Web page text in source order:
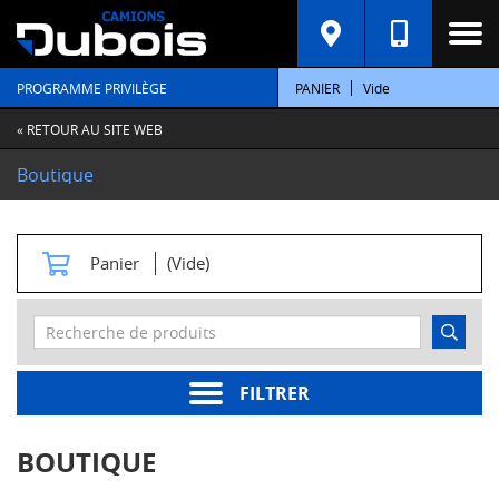
PROGRAMME PRIVILÈGE PANIER Vide
« RETOUR AU SITE WEB
Boutique
Panier (Vide)
FILTRER
C
A
T
É
G
O
R
E
S
t
e
r
moteur
BOUTIQUE